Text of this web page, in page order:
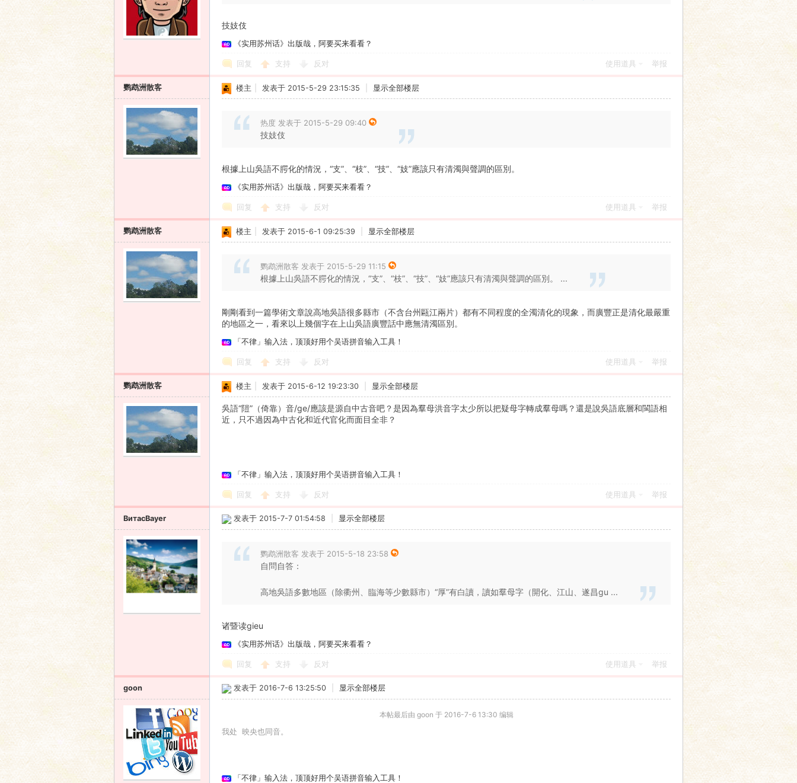
技妓伎
《实用苏州话》出版哉，阿要买来看看？
回复 支持 反对 使用道具 举报
鹦鹉洲散客 楼主 发表于 2015-5-29 23:15:35 显示全部楼层
热度 发表于 2015-5-29 09:40
技妓伎
根據上山吳語不腭化的情況，“支”、“枝”、“技”、“妓”應該只有清濁與聲調的區別。
《实用苏州话》出版哉，阿要买来看看？
回复 支持 反对 使用道具 举报
鹦鹉洲散客 楼主 发表于 2015-6-1 09:25:39 显示全部楼层
鹦鹉洲散客 发表于 2015-5-29 11:15
根據上山吳語不腭化的情況，“支”、“枝”、“技”、“妓”應該只有清濁與聲調的區別。 ...
剛剛看到一篇學術文章說高地吳語很多縣市（不含台州甌江兩片）都有不同程度的全濁清化的現象，而廣豐正是清化最嚴重
的地區之一，看來以上幾個字在上山吳語廣豐話中應無清濁區別。
「不律」输入法，顶顶好用个吴语拼音输入工具！
回复 支持 反对 使用道具 举报
鹦鹉洲散客 楼主 发表于 2015-6-12 19:23:30 显示全部楼层
吳語“隑”（倚靠）音/ge/應該是源自中古音吧？是因為羣母洪音字太少所以把疑母字轉成羣母嗎？還是說吳語底層和閩語相
近，只不過因為中古化和近代官化而面目全非？
「不律」输入法，顶顶好用个吴语拼音输入工具！
回复 支持 反对 使用道具 举报
ВитасBayer 发表于 2015-7-7 01:54:58 显示全部楼层
鹦鹉洲散客 发表于 2015-5-18 23:58
自問自答：
高地吳語多數地區（除衢州、臨海等少數縣市）“厚”有白讀，讀如羣母字（開化、江山、遂昌ɡu ...
诸暨读gieu
《实用苏州话》出版哉，阿要买来看看？
回复 支持 反对 使用道具 举报
goon 发表于 2016-7-6 13:25:50 显示全部楼层
本帖最后由 goon 于 2016-7-6 13:30 编辑
我处 映央也同音。
「不律」输入法，顶顶好用个吴语拼音输入工具！